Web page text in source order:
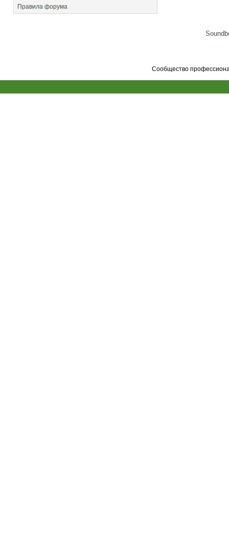
Правила форума
Сообщество